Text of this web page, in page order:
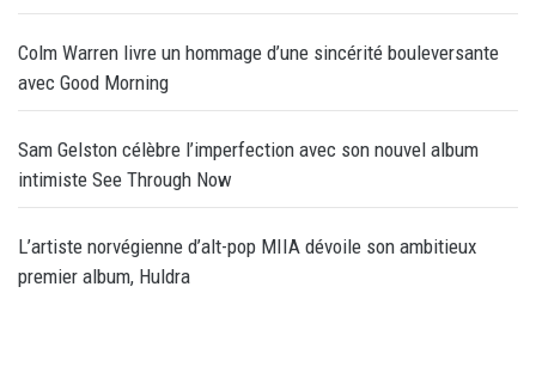
Colm Warren livre un hommage d’une sincérité bouleversante
avec Good Morning
Sam Gelston célèbre l’imperfection avec son nouvel album
intimiste See Through Now
L’artiste norvégienne d’alt-pop MIIA dévoile son ambitieux
premier album, Huldra